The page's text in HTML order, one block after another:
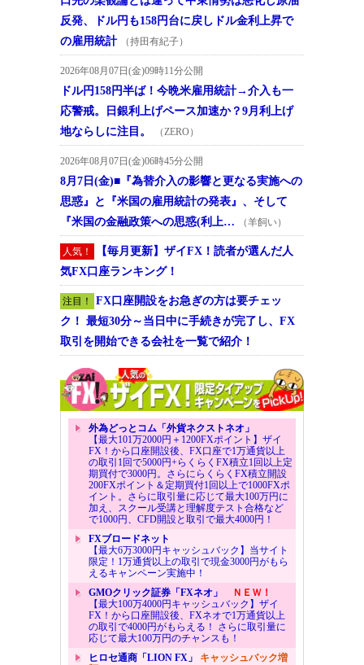
反発、ドル円も158円台に戻しドル金利上昇で
の雇用統計
（持田有紀子）
2026年08月07日(金)09時11分公開
ドル円158円半ば！今晩米雇用統計→介入も一
応警戒。日銀利上げペース加速か？9月利上げ
地ならしに注目。
（ZERO）
2026年08月07日(金)06時45分公開
8月7日(金)■『為替介入の影響と更なる実施への
思惑』と『米国の雇用統計の発表』、そして
『米国の金融政策への思惑(利上…
（羊飼い）
人気！
【毎月更新】ザイFX！読者が選んだ人
気FX口座ランキング！
注目！
FX口座開設をお急ぎの方は要チェッ
ク！ 最短30分～当日中に手続きが完了し、FX
取引を開始できる会社を一覧で紹介！
外為どっとコム「外貨ネクストネオ」
【最大101万2000円＋1200FXポイント】ザイ
FX！から口座開設後、FX口座で1万通貨以上
の取引1回で5000円+らくらくFX積立1回以上定
期買付で3000円。さらにらくらくFX積立開設
200FXポイント＆定期買付1回以上で1000FXポ
イント。さらに取引量に応じて最大100万円に
加え、スクール受講と理解度テスト合格など
で1000円、CFD開設と取引で最大4000円！
FXブロードネット
【最大6万3000円キャッシュバック】当サイト
限定！1万通貨以上の取引で現金3000円がもら
えるキャンペーン実施中！
GMOクリック証券「FXネオ」
ＮＥＷ！
【最大100万4000円キャッシュバック】ザイ
FX！から口座開設後、FXネオで1万通貨以上
の取引で4000円がもらえる！ さらに取引量に
応じて最大100万円のチャンスも！
ヒロセ通商「LION FX」 キャッシュバック増